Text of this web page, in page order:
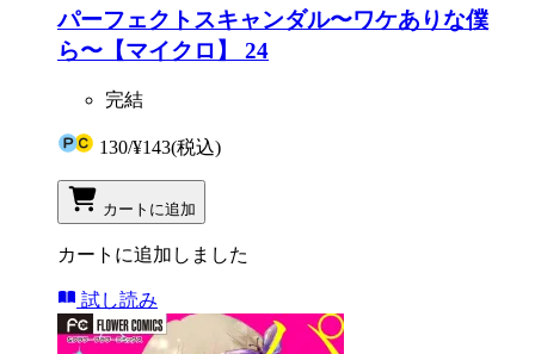
パーフェクトスキャンダル〜ワケありな僕
ら〜【マイクロ】 24
完結
130/¥143(税込)
カートに追加
カートに追加しました
試し読み